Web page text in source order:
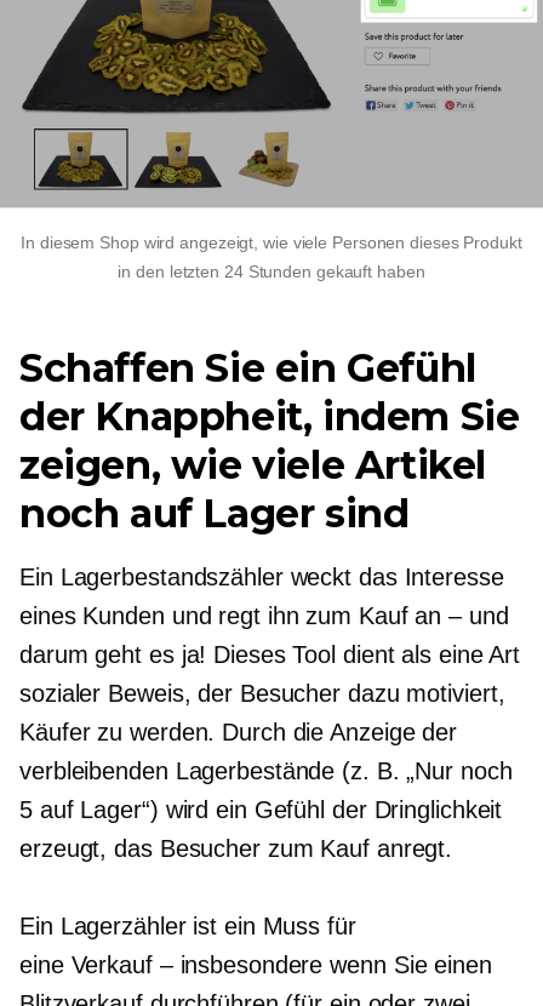
In diesem Shop wird angezeigt, wie viele Personen dieses Produkt
in den letzten 24 Stunden gekauft haben
Schaffen Sie ein Gefühl
der Knappheit, indem Sie
zeigen, wie viele Artikel
noch auf Lager sind
Ein Lagerbestandszähler weckt das Interesse
eines Kunden und regt ihn zum Kauf an – und
darum geht es ja! Dieses Tool dient als eine Art
sozialer Beweis, der Besucher dazu motiviert,
Käufer zu werden. Durch die Anzeige der
verbleibenden Lagerbestände (z. B. „Nur noch
5 auf Lager“) wird ein Gefühl der Dringlichkeit
erzeugt, das Besucher zum Kauf anregt.
Ein Lagerzähler ist ein Muss für
eine Verkauf – insbesondere wenn Sie einen